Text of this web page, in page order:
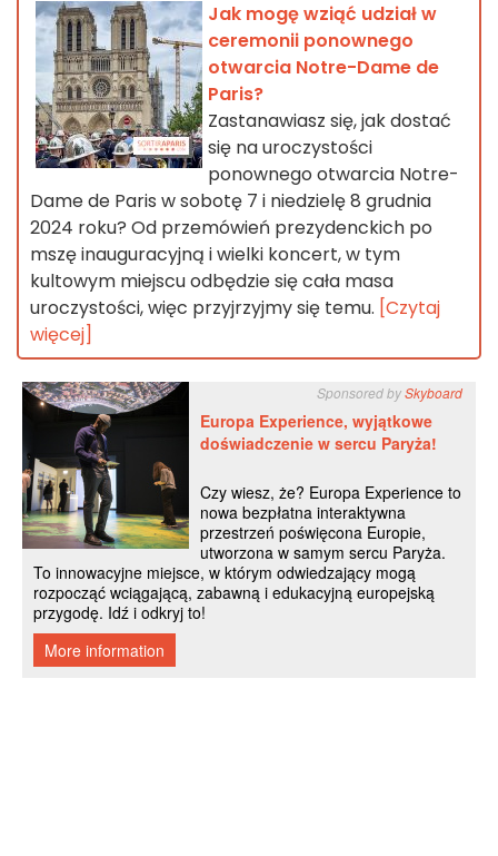
Jak mogę wziąć udział w
ceremonii ponownego
otwarcia Notre-Dame de
Paris?
Zastanawiasz się, jak dostać
się na uroczystości
ponownego otwarcia Notre-
Dame de Paris w sobotę 7 i niedzielę 8 grudnia
2024 roku? Od przemówień prezydenckich po
mszę inauguracyjną i wielki koncert, w tym
kultowym miejscu odbędzie się cała masa
uroczystości, więc przyjrzyjmy się temu. [Czytaj
więcej]